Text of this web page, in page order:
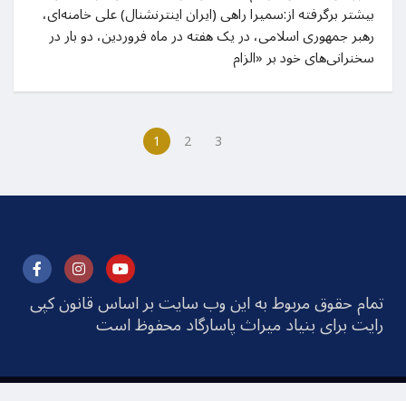
بیشتر برگرفته از:‌سمیرا راهی (ایران اینترنشنال) علی خامنه‌ای،
رهبر جمهوری اسلامی، در یک هفته در ماه فروردین، دو بار در
سخنرانی‌های خود بر «الزام
1 2 3
تمام حقوق مربوط به این وب سایت بر اساس قانون کپی
رایت برای بنیاد میراث پاسارگاد محفوظ است